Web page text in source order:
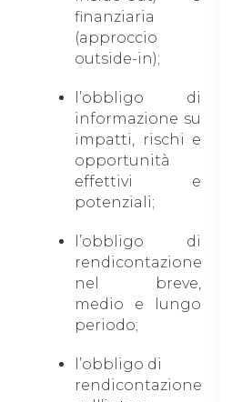
finanziaria
(approccio
outside-in);
l’obbligo di
informazione su
impatti, rischi e
opportunità
effettivi e
potenziali;
l’obbligo di
rendicontazione
nel breve,
medio e lungo
periodo;
l’obbligo di
rendicontazione